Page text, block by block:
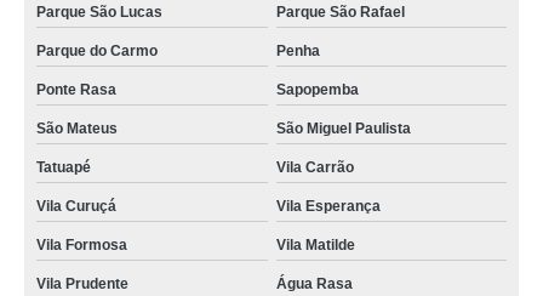
Parque São Lucas Parque São Rafael
Parque do Carmo Penha
Ponte Rasa Sapopemba
São Mateus São Miguel Paulista
Tatuapé Vila Carrão
Vila Curuçá Vila Esperança
Vila Formosa Vila Matilde
Vila Prudente
Água Rasa